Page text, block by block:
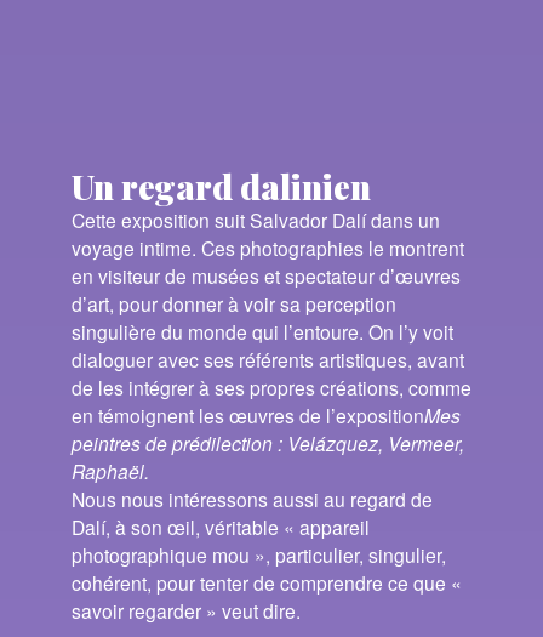
Un regard dalinien
Cette exposition suit Salvador Dalí dans un
voyage intime. Ces photographies le montrent
en visiteur de musées et spectateur d’œuvres
d’art, pour donner à voir sa perception
singulière du monde qui l’entoure. On l’y voit
dialoguer avec ses référents artistiques, avant
de les intégrer à ses propres créations, comme
en témoignent les œuvres de l’expositionMes
peintres de prédilection : Velázquez, Vermeer,
Raphaël.
Nous nous intéressons aussi au regard de
Dalí, à son œil, véritable « appareil
photographique mou », particulier, singulier,
cohérent, pour tenter de comprendre ce que «
savoir regarder » veut dire.